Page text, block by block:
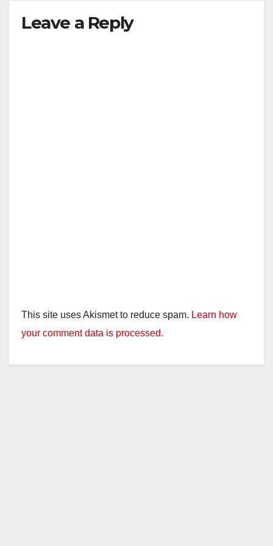
Leave a Reply
This site uses Akismet to reduce spam. Learn how
your comment data is processed.